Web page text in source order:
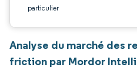
particulier
Analyse du marché des
friction par Mordor